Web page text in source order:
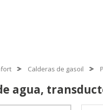
Calderas de gasoil
agua,